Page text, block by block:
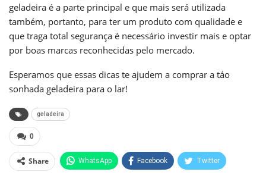
geladeira é a parte principal e que mais será utilizada
também, portanto, para ter um produto com qualidade e
que traga total segurança é necessário investir mais e optar
por boas marcas reconhecidas pelo mercado.
Esperamos que essas dicas te ajudem a comprar a táo
sonhada geladeira para o lar!
geladeira
0
Share WhatsApp Facebook Twitter